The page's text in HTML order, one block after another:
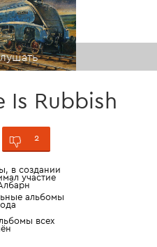
Is Rubbish
2
в создании
участие
альбомы
всех